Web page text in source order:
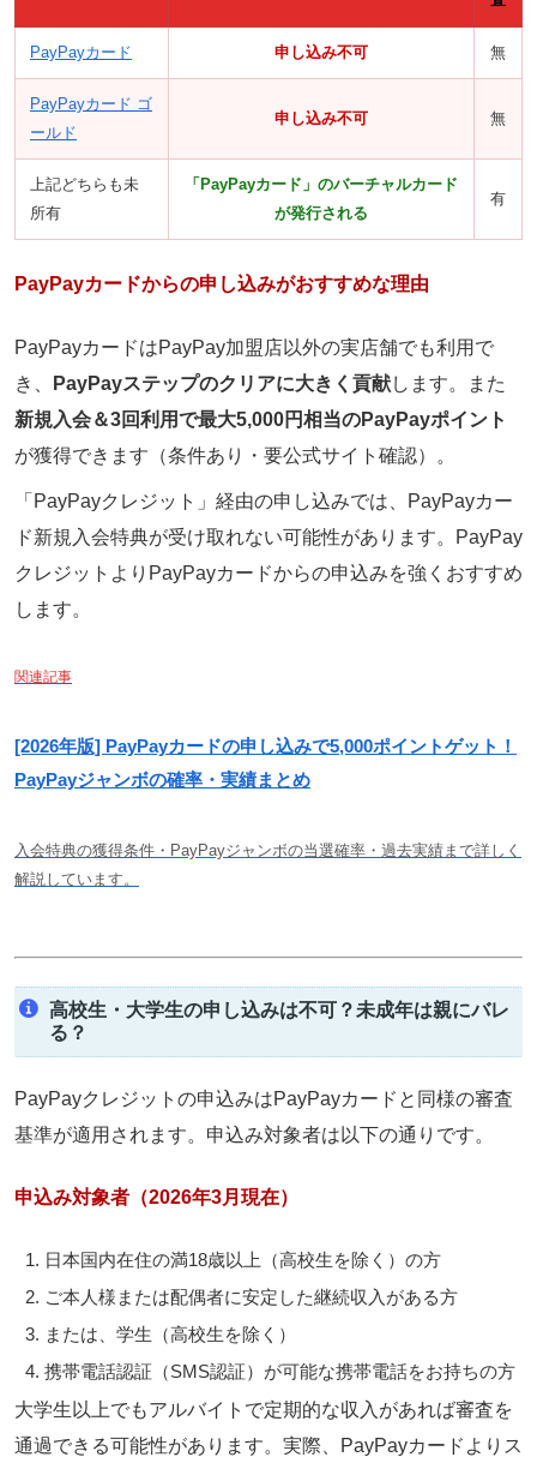
PayPayカード 申し込み不可 無
PayPayカード ゴ
ールド
申し込み不可 無
上記どちらも未
所有
「PayPayカード」のバーチャルカード
が発行される
有
PayPayカードからの申し込みがおすすめな理由
PayPayカードはPayPay加盟店以外の実店舗でも利用で
き、
PayPayステップのクリアに大きく貢献します。また
新規入会＆3回利用で最大5,000円相当のPayPayポイント
が獲得できます（条件あり・要公式サイト確認）。
「PayPayクレジット」経由の申し込みでは、PayPayカー
ド新規入会特典が受け取れない可能性があります。
PayPay
クレジットよりPayPayカードからの申込みを強くおすすめ
します。
関連記事
[2026年版] PayPayカードの申し込みで5,000ポイントゲット！
PayPayジャンボの確率・実績まとめ
入会特典の獲得条件・PayPayジャンボの当選確率・過去実績まで詳しく
解説しています。
高校生・大学生の申し込みは不可？未成年は親にバレ
る？
PayPayクレジットの申込みはPayPayカードと同様の審査
基準が適用されます。申込み対象者は以下の通りです。
申込み対象者（2026年3月現在）
日本国内在住の満18歳以上（高校生を除く ）の方
ご本人様または配偶者に安定した継続収入がある方
または、学生（高校生を除く）
携帯電話認証（SMS認証）が可能な携帯電話をお持ちの方
大学生以上でもアルバイトで定期的な収入があれば審査を
通過できる可能性があります。実際、PayPayカードよりス